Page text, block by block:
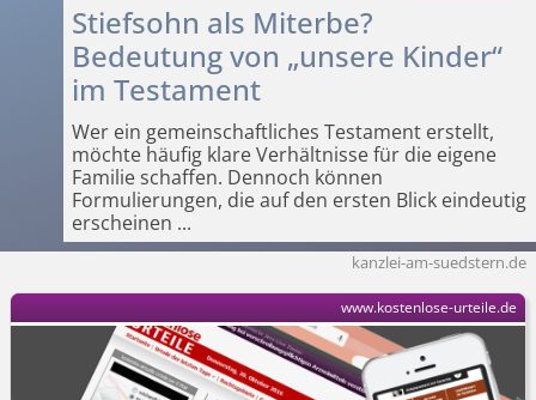
Stiefsohn als Miterbe?
Bedeutung von „unsere Kinder“
im Testament
Wer ein gemeinschaftliches Testament erstellt,
möchte häufig klare Verhältnisse für die eigene
Familie schaffen. Dennoch können
Formulierungen, die auf den ersten Blick eindeutig
erscheinen ...
kanzlei-am-suedstern.de
www.kostenlose-urteile.de